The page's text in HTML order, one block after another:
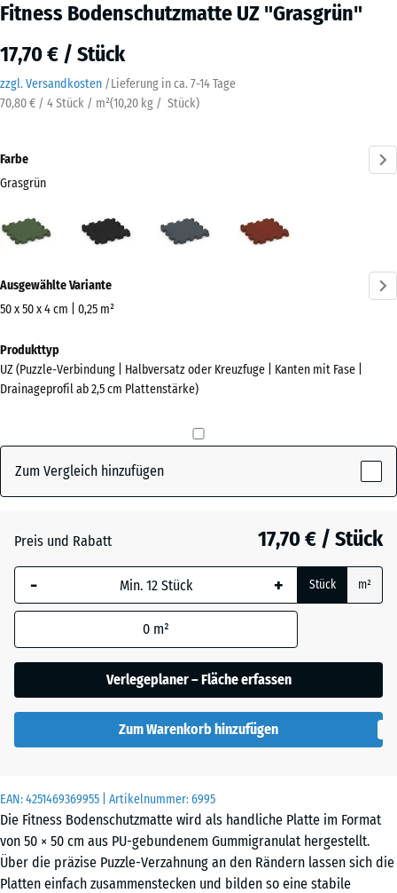
Fitness Bodenschutzmatte UZ "Grasgrün"
17,70 € / Stück
zzgl. Versandkosten /Lieferung in ca. 7-14 Tage
70,80 € / 4 Stück / m²(10,20 kg / Stück)
EAN:4251469369955 | Artikelnummer:6995
Die Fitness Bodenschutzmatte wird als handliche Platte im Format
von 50 × 50 cm aus PU-gebundenem Gummigranulat hergestellt.
Über die präzise Puzzle-Verzahnung an den Rändern lassen sich die
Platten einfach zusammenstecken und bilden so eine stabile
Farbe
Grasgrün
(active)
Schiefergrau
Informationen
zu
Farben?
Farbpalette
Grasgrün(active)
- 0,60 €
Ausgewählte Variante
50 x 50 x 4 cm | 0,25 m²
Abmessungen
für
den
x
540
Die gewählte, blau
umrandete
Abmessung wird
Produktdaten nicht
anders angegeben)
für die
Bedarfsberechnung
x
50
x 4
cm
|
Produkttyp
UZ (Puzzle-Verbindung | Halbversatz oder Kreuzfuge | Kanten mit Fase |
Drainageprofil ab 2,5 cm Plattenstärke)
Zum Vergleich hinzufügen
Preis und Rabatt 17,70 € / Stück
- + Stück m²
0 m²
Verlegeplaner – Fläche erfassen
Zum Warenkorb hinzufügen